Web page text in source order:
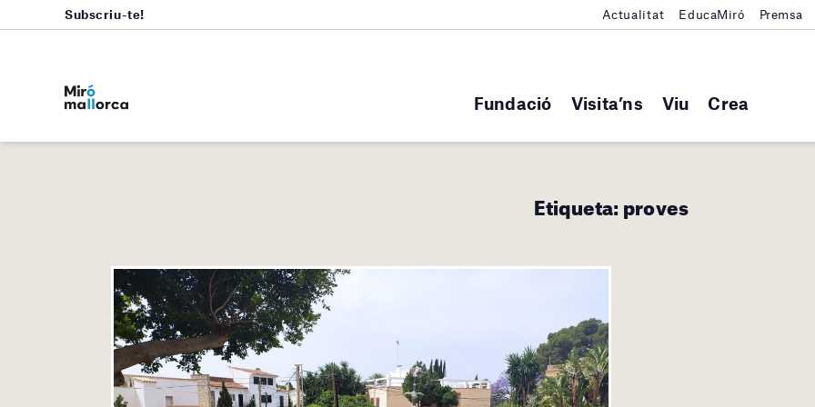
Fundació Visita’ns Viu Crea
Subscriu-te! Actualitat EducaMiró Premsa
Etiqueta: proves